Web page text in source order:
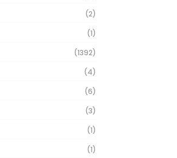
(2)
(1)
(1392)
(4)
(6)
(3)
(1)
(1)